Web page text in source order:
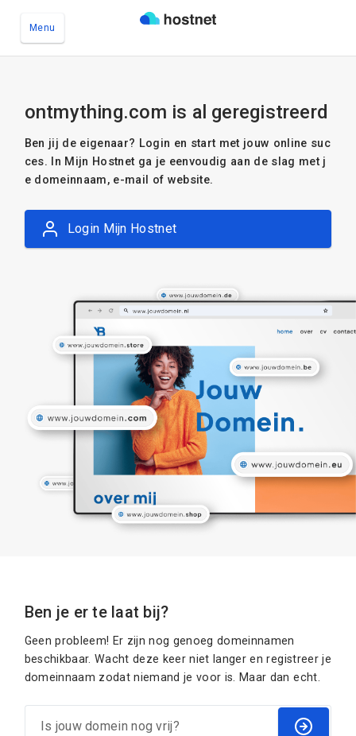
Menu
ontmything.com is al geregistreerd
Ben jij de eigenaar? Login en start met jouw online suc
ces. In Mijn Hostnet ga je eenvoudig aan de slag met j
e domeinnaam, e-mail of website.
Login Mijn Hostnet
Ben je er te laat bij?
Geen probleem! Er zijn nog genoeg domeinnamen
beschikbaar. Wacht deze keer niet langer en registreer je
domeinnaam zodat niemand je voor is. Maar dan echt.